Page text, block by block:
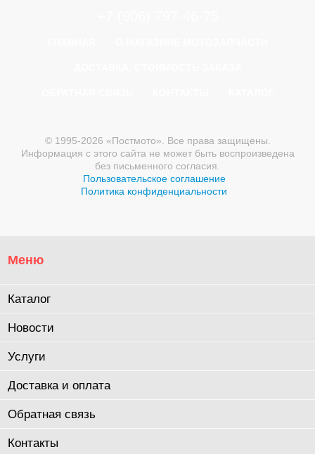
© 1995-2026 «Постмото». Все права защищены.
Информация с этого сайта не может быть воспроизведена
без письменного согласия.
Пользовательское соглашение
Политика конфиденциальности
Меню
Каталог
Новости
Услуги
Доставка и оплата
Обратная связь
Контакты